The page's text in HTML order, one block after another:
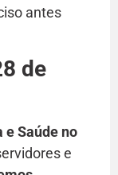
antes
de
e Saúde no
e